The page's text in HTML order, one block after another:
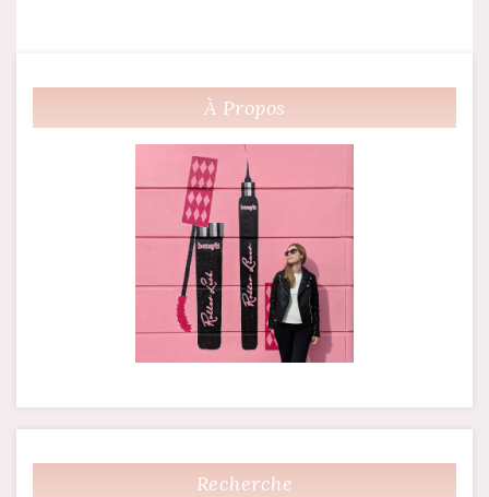
À Propos
Recherche